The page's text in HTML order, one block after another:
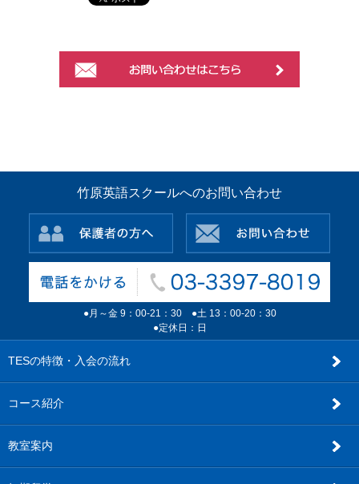
TESの特徴・入会の流れ
コース紹介
教室案内
竹原英語スクールへのお問い合わせ
●月～金 9：00-21：30 ●土 13：00-20：30
●定休日：日